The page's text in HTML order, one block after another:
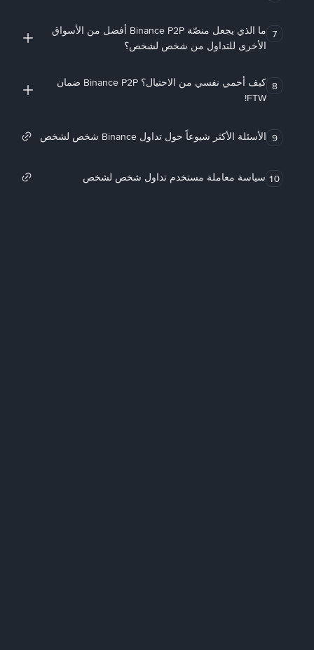
7
ما الذي يجعل منصّة Binance P2P أفضل من الأسواق
الأخرى للتداول من شخص لشخص؟
8
كيف أحمي نفسي من الاحتيال؟ Binance P2P ضمان
FTW!
9 الأسئلة الأكثر شيوعاً حول تداول Binance شخص لشخص
10 سياسة معاملة مستخدم تداول شخص لشخص